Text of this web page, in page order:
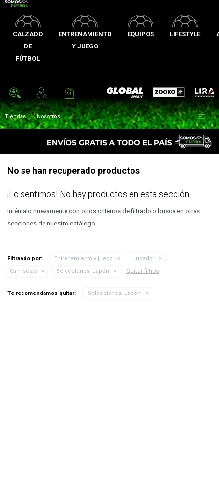
CALZADO
DE
FÚTBOL
ENTRENAMIENTO
Y JUEGO
EQUIPOS LIFESTYLE
Global Sports Zooko Lira
Tiendas Nosotros 
No se han recuperado productos
¡Lo sentimos! No hay productos en esta sección.
Inténtalo nuevamente con otros criterios de filtrado o busca en otras
secciones de nuestro catálogo.
Filtrando por: Entrenamiento y juego
Jugador
Camisetas
Selecciones: Japón Quitar filtros
Te recomendamos quitar: Selecciones: Japón